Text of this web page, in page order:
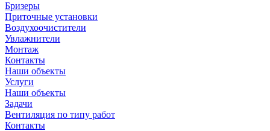
Бризеры
Приточные установки
Воздухоочистители
Увлажнители
Монтаж
Контакты
Наши объекты
Услуги
Наши объекты
Задачи
Вентиляция по типу работ
Контакты